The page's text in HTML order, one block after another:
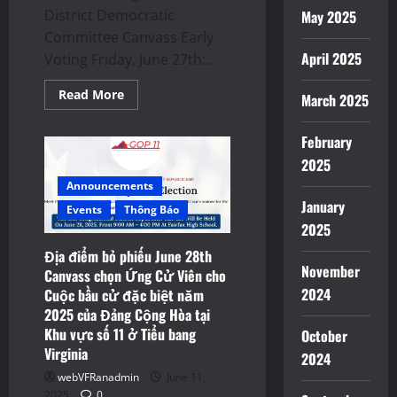
bang
Virginia
District Democratic
Committee Canvass Early
Voting Friday, June 27th:...
Read MoreRead
more
điểm
Vận
bỏ
phiếu
sớm
June
27th
“Early
Voting
Canvass
“chọn
Ứng
Cử
Viên
cho
Cuộc
đặc
Announcements
Events
Thông Báo
Địa điểm bỏ phiếu June 28th
Canvass chọn Ứng Cử Viên cho
Cuộc bầu cử đặc biệt năm
2025 của Đảng Cộng Hòa tại
Khu vực số 11 ở Tiểu bang
Virginia
webVFRanadmin
June 11,
May 2025
April 2025
March 2025
February
2025
January
2025
November
2024
October
2024